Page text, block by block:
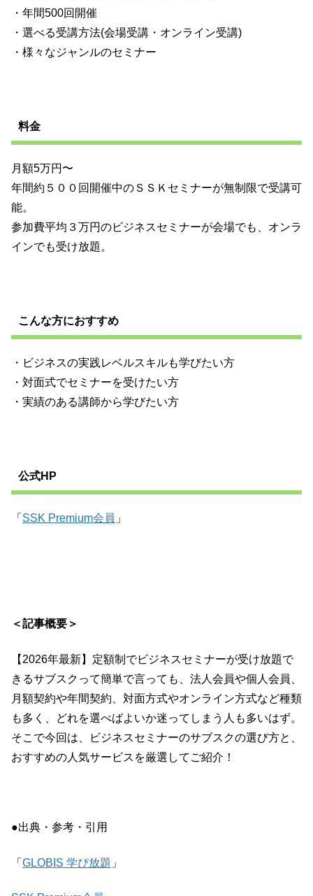
・年間500回開催
・選べる受講方法(会場受講・オンライン受講)
・様々なジャンルのセミナー​
料金
月額5万円〜
年間約５００回開催中のＳＳＫセミナーが無制限で受講可
能。
参加費平均３万円のビジネスセミナーが会場でも、オンラ
インでも受け放題。
こんな方におすすめ
・ビジネスの実践レベルスキルも学びたい方
・対面式でセミナーを受けたい方
・実績のある講師から学びたい方
公式HP
「 SSK Premium会員 」
＜記事概要＞
【2026年最新】定額制でビジネスセミナーが受け放題で
きるサブスクって簡単で言っても、法人会員や個人会員、
月額契約や年間契約、対面方式やオンライン方式など種類
も多く、どれを選べばよいか迷ってしまう人も多いはず。
そこで今回は、ビジネスセミナーのサブスクの選び方と、
おすすめの人気サービスを厳選してご紹介！
●出典・参考・引用
「 GLOBIS 学び放題 」